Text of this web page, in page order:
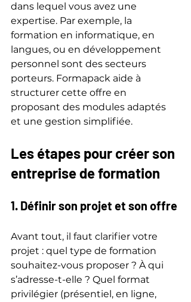
dans lequel vous avez une
expertise. Par exemple, la
formation en informatique, en
langues, ou en développement
personnel sont des secteurs
porteurs. Formapack aide à
structurer cette offre en
proposant des modules adaptés
et une gestion simplifiée.
Les étapes pour créer son
entreprise de formation
1. Définir son projet et son offre
Avant tout, il faut clarifier votre
projet : quel type de formation
souhaitez-vous proposer ? À qui
s’adresse-t-elle ? Quel format
privilégier (présentiel, en ligne,